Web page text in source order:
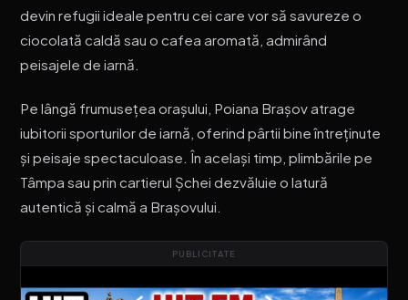
devin refugii ideale pentru cei care vor să savureze o
ciocolată caldă sau o cafea aromată, admirând
peisajele de iarnă.
Pe lângă frumusețea orașului, Poiana Brașov atrage
iubitorii sporturilor de iarnă, oferind pârtii bine întreținute
și peisaje spectaculoase. În același timp, plimbările pe
Tâmpa sau prin cartierul Șchei dezvăluie o latură
autentică și calmă a Brașovului.
PUBLICITATE